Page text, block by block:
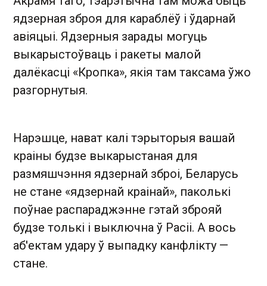
ядзерная зброя для караблёў і ўдарнай
авіяцыі. Ядзерныя зарады могуць
выкарыстоўваць і ракеты малой
далёкасці «Кропка», якія там таксама ўжо
разгорнутыя.
Нарэшце, нават калі тэрыторыя вашай
краіны будзе выкарыстаная для
размяшчэння ядзернай зброі, Беларусь
не стане «ядзернай краінай», паколькі
поўнае распараджэнне гэтай зброяй
будзе толькі і выключна ў Расіі. А вось
аб'ектам удару ў выпадку канфлікту —
стане.